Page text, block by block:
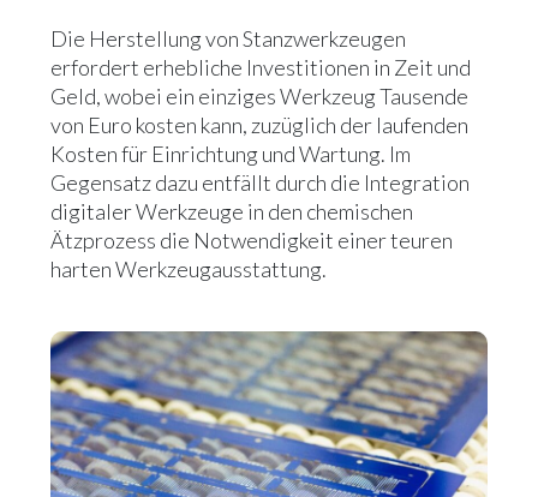
Die Herstellung von Stanzwerkzeugen
erfordert erhebliche Investitionen in Zeit und
Geld, wobei ein einziges Werkzeug Tausende
von Euro kosten kann, zuzüglich der laufenden
Kosten für Einrichtung und Wartung. Im
Gegensatz dazu entfällt durch die Integration
digitaler Werkzeuge in den chemischen
Ätzprozess die Notwendigkeit einer teuren
harten Werkzeugausstattung.